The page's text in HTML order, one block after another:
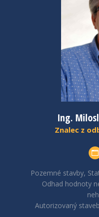
Ing.
Znalec z
Pozemné stavby,
Odhad hodnoty
Autorizovaný
/